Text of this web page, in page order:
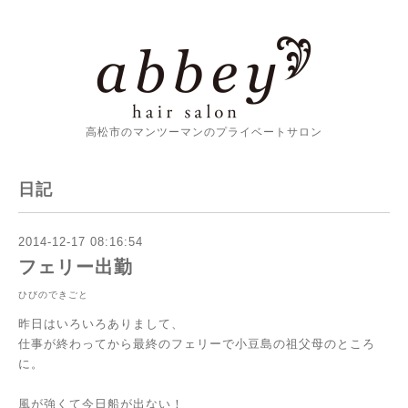
高松市のマンツーマンのプライベートサロン
日記
2014-12-17 08:16:54
フェリー出勤
ひびのできごと
昨日はいろいろありまして、
仕事が終わってから最終のフェリーで小豆島の祖父母のところ
に。
風が強くて今日船が出ない！